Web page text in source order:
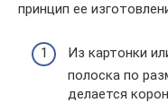
принцип ее
Из картонки
полоска по
делается